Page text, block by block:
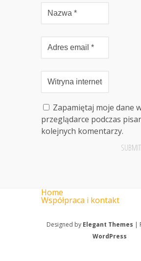
Zapamiętaj moje dane
przeglądarce podczas
kolejnych komentarzy.
Home
Współpraca i kontakt
Designed by Elegant Themes |
WordPress